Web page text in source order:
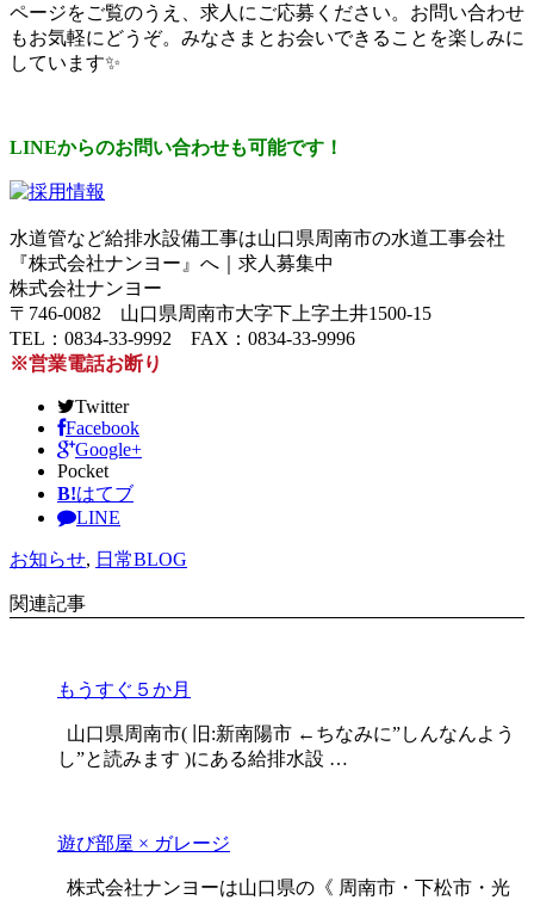
ページをご覧のうえ、求人にご応募ください。お問い合わせ
もお気軽にどうぞ。みなさまとお会いできることを楽しみに
しています✨
LINEからのお問い合わせも可能です！
水道管など給排水設備工事は山口県周南市の水道工事会社
『株式会社ナンヨー』へ｜求人募集中
株式会社ナンヨー
〒746-0082 山口県周南市大字下上字土井1500-15
TEL：0834-33-9992 FAX：0834-33-9996
※営業電話お断り
Twitter
Facebook
Google+
Pocket
B!はてブ
LINE
お知らせ, 日常BLOG
関連記事
もうすぐ５か月
山口県周南市( 旧:新南陽市 ←ちなみに”しんなんよう
し”と読みます )にある給排水設 …
遊び部屋 × ガレージ
株式会社ナンヨーは山口県の《 周南市・下松市・光